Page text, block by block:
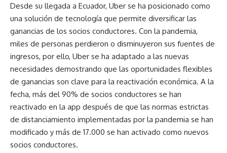
Desde su llegada a Ecuador, Uber se ha posicionado como
una solución de tecnología que permite diversificar las
ganancias de los socios conductores. Con la pandemia,
miles de personas perdieron o disminuyeron sus fuentes de
ingresos, por ello, Uber se ha adaptado a las nuevas
necesidades demostrando que las oportunidades flexibles
de ganancias son clave para la reactivación económica. A la
fecha, más del 90% de socios conductores se han
reactivado en la app después de que las normas estrictas
de distanciamiento implementadas por la pandemia se han
modificado y más de 17.000 se han activado como nuevos
socios conductores.